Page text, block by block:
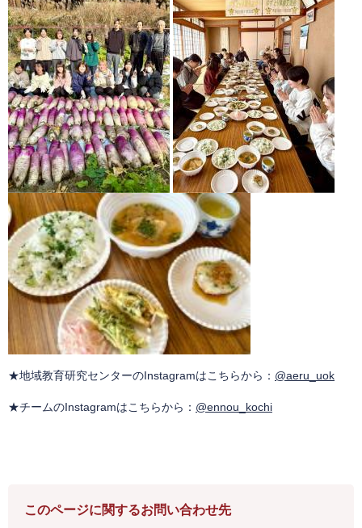
★地域教育研究センターのInstagramはこちらから： @aeru_uok
★チームのInstagramはこちらから： @ennou_kochi
このページに関するお問い合わせ先